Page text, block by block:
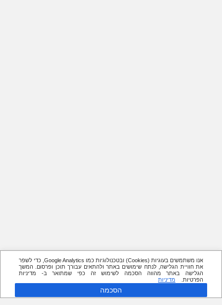
אנו משתמשים בעוגיות (Cookies) ובטכנולוגיות כמו Google Analytics, כדי לשפר
את חוויית הגלישה, לנתח שימושים באתר ולהתאים עבורך תוכן ופרסום. המשך
הגלישה באתר מהווה הסכמה לשימוש זה כפי שמתואר ב- מדיניות
הפרטיות.
מדיניות
הסכמה